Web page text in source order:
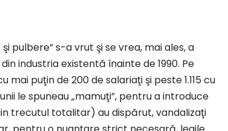
pulbere” s-a vrut şi se vrea, mai ales, a
industria existentă înainte de 1990. Pe
puţin de 200 de salariaţi şi peste 1.115 cu
le spuneau „mamuţi”, pentru a introduce
trecutul totalitar) au dispărut, vandalizaţi